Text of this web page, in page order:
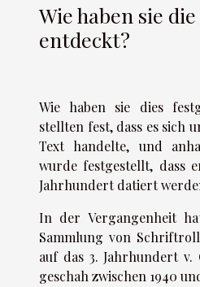
Wie haben sie
entdeckt?
Wie haben sie dies
stellten fest, dass es sich
Text handelte, und
wurde festgestellt, dass
Jahrhundert datiert
In der Vergangenheit
Sammlung von
auf das 3. Jahrhundert v.
geschah zwischen 1940